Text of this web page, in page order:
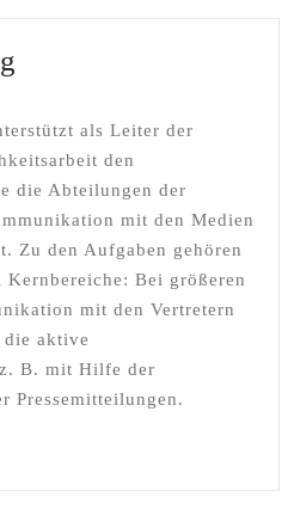
als Leiter der
den
die Abteilungen der
mit den Medien
Zu den Aufgaben gehören
Bei größeren
mit den Vertretern
die aktive
B. mit Hilfe der
Pressemitteilungen.